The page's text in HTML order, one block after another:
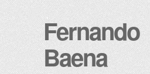
Fernando
Baena